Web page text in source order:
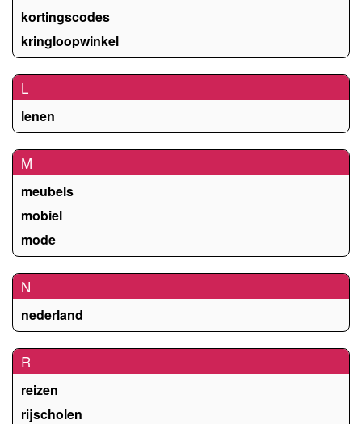
kortingscodes
kringloopwinkel
L
lenen
M
meubels
mobiel
mode
N
nederland
R
reizen
rijscholen